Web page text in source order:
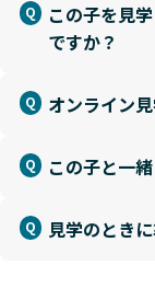
この子を見
ですか？
オンライン
この子と一
見学のとき